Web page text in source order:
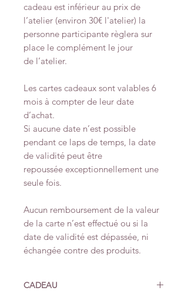
cadeau est inférieur au prix de
l’atelier (environ 30€ l'atelier) la
personne participante règlera sur
place le complément le jour
de l’atelier.
Les cartes cadeaux sont valables 6
mois à compter de leur date
d’achat.
Si aucune date n’est possible
pendant ce laps de temps, la date
de validité peut être
repoussée exceptionnellement une
seule fois.
Aucun remboursement de la valeur
de la carte n’est effectué ou si la
date de validité est dépassée, ni
échangée contre des produits.
CADEAU